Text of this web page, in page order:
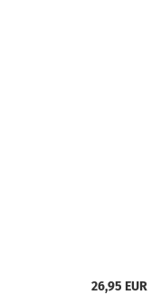
26,95 EUR